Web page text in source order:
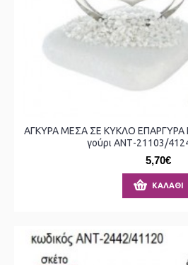
ΑΓΚΥΡΑ ΜΕΣΑ ΣΕ ΚΥΚΛΟ
γούρι ΑΝΤ-21103/
5,70€
ΚΑΛΆΘΙ